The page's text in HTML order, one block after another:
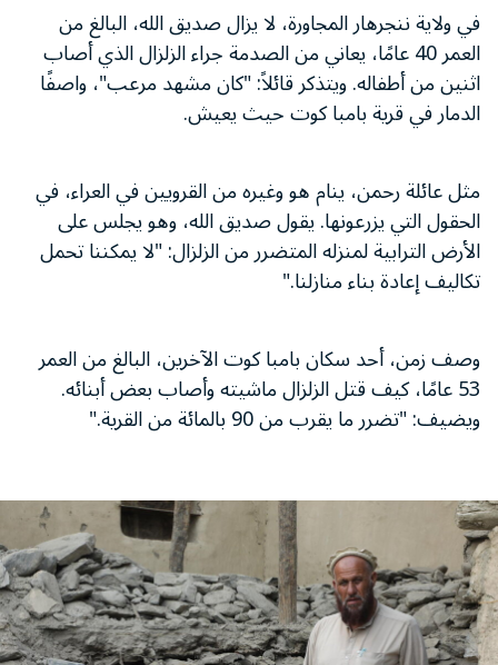
في ولاية ننجرهار المجاورة، لا يزال صديق الله، البالغ من
العمر 40 عامًا، يعاني من الصدمة جراء الزلزال الذي أصاب
اثنين من أطفاله. ويتذكر قائلاً: "كان مشهد مرعب"، واصفًا
الدمار في قرية بامبا كوت حيث يعيش.
مثل عائلة رحمن، ينام هو وغيره من القرويين في العراء، في
الحقول التي يزرعونها. يقول صديق الله، وهو يجلس على
الأرض الترابية لمنزله المتضرر من الزلزال: "لا يمكننا تحمل
تكاليف إعادة بناء منازلنا."
وصف زمن، أحد سكان بامبا كوت الآخرين، البالغ من العمر
53 عامًا، كيف قتل الزلزال ماشيته وأصاب بعض أبنائه.
ويضيف: "تضرر ما يقرب من 90 بالمائة من القرية."